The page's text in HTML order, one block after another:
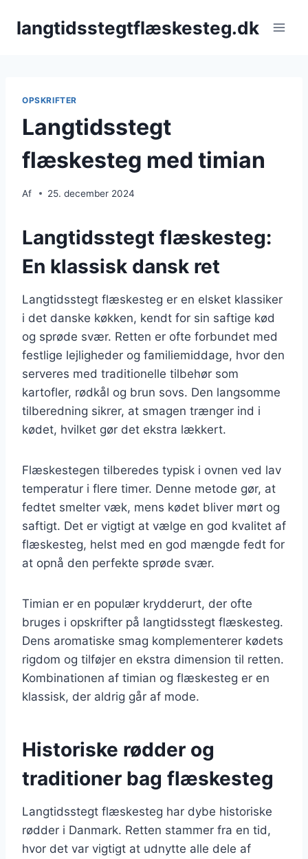
langtidsstegtflæskesteg.dk
OPSKRIFTER
Langtidsstegt
flæskesteg med timian
Af 25. december 2024
Langtidsstegt flæskesteg:
En klassisk dansk ret
Langtidsstegt flæskesteg er en elsket klassiker
i det danske køkken, kendt for sin saftige kød
og sprøde svær. Retten er ofte forbundet med
festlige lejligheder og familiemiddage, hvor den
serveres med traditionelle tilbehør som
kartofler, rødkål og brun sovs. Den langsomme
tilberedning sikrer, at smagen trænger ind i
kødet, hvilket gør det ekstra lækkert.
Flæskestegen tilberedes typisk i ovnen ved lav
temperatur i flere timer. Denne metode gør, at
fedtet smelter væk, mens kødet bliver mørt og
saftigt. Det er vigtigt at vælge en god kvalitet af
flæskesteg, helst med en god mængde fedt for
at opnå den perfekte sprøde svær.
Timian er en populær krydderurt, der ofte
bruges i opskrifter på langtidsstegt flæskesteg.
Dens aromatiske smag komplementerer kødets
rigdom og tilføjer en ekstra dimension til retten.
Kombinationen af timian og flæskesteg er en
klassisk, der aldrig går af mode.
Historiske rødder og
traditioner bag flæskesteg
Langtidsstegt flæskesteg har dybe historiske
rødder i Danmark. Retten stammer fra en tid,
hvor det var vigtigt at udnytte alle dele af